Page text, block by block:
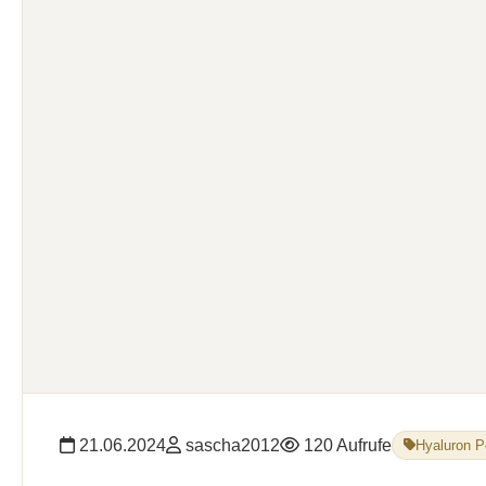
21.06.2024 sascha2012 120 Aufrufe Hyaluron